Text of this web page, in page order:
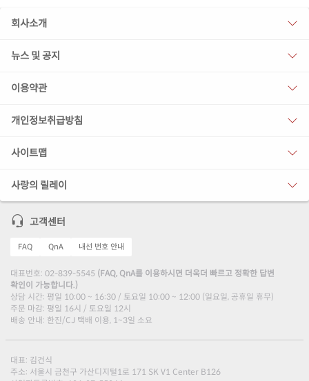
회사소개
뉴스 및 공지
이용약관
개인정보취급방침
사이트맵
사랑의 릴레이
고객센터
FAQ QnA 내선 번호 안내
대표번호: 02-839-5545 (FAQ, QnA를 이용하시면 더욱더 빠르고 정확한 답변
확인이 가능합니다.)
상담 시간: 평일 10:00 ~ 16:30 / 토요일 10:00 ~ 12:00 (일요일, 공휴일 휴무)
주문 마감: 평일 16시 / 토요일 12시
배송 안내: 한진/CJ 택배 이용, 1~3일 소요
대표: 김건식
주소: 서울시 금천구 가산디지털1로 171 SK V1 Center B126